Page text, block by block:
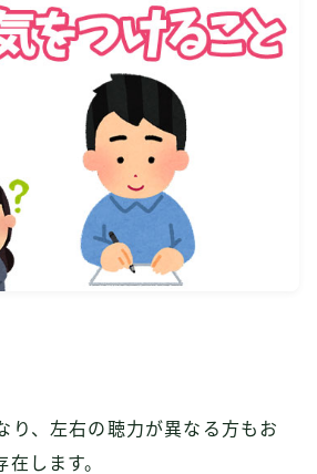
り、左右の聴力が異なる方もお
します。